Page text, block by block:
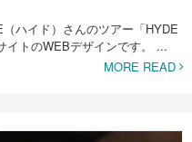
ハイド）さんのツアー「HYDE
イトのWEBデザインです。 ...
MORE READ